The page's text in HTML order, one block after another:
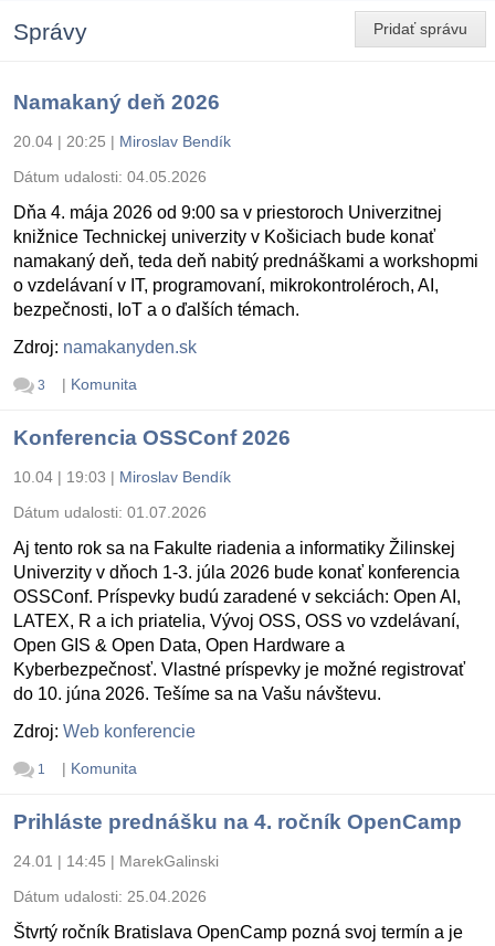
Pridať správu
Správy
Namakaný deň 2026
20.04 | 20:25 | Miroslav Bendík
Dátum udalosti: 04.05.2026
Dňa 4. mája 2026 od 9:00 sa v priestoroch Univerzitnej
knižnice Technickej univerzity v Košiciach bude konať
namakaný deň, teda deň nabitý prednáškami a workshopmi
o vzdelávaní v IT, programovaní, mikrokontroléroch, AI,
bezpečnosti, IoT a o ďalších témach.
Zdroj: namakanyden.sk
3 | Komunita
Konferencia OSSConf 2026
10.04 | 19:03 | Miroslav Bendík
Dátum udalosti: 01.07.2026
Aj tento rok sa na Fakulte riadenia a informatiky Žilinskej
Univerzity v dňoch 1-3. júla 2026 bude konať konferencia
OSSConf. Príspevky budú zaradené v sekciách: Open AI,
LATEX, R a ich priatelia, Vývoj OSS, OSS vo vzdelávaní,
Open GIS & Open Data, Open Hardware a
Kyberbezpečnosť. Vlastné príspevky je možné registrovať
do 10. júna 2026. Tešíme sa na Vašu návštevu.
Zdroj: Web konferencie
1 | Komunita
Prihláste prednášku na 4. ročník OpenCamp
24.01 | 14:45 | MarekGalinski
Dátum udalosti: 25.04.2026
Štvrtý ročník Bratislava OpenCamp pozná svoj termín a je